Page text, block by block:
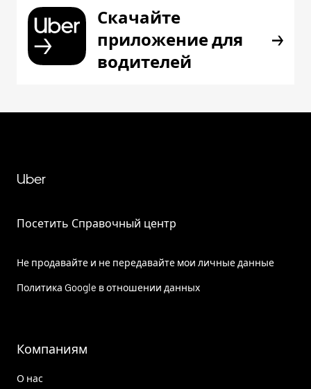
Скачайте
приложение для
водителей
Uber
Посетить Справочный центр
Не продавайте и не передавайте мои личные данные
Политика Google в отношении данных
Компаниям
О нас